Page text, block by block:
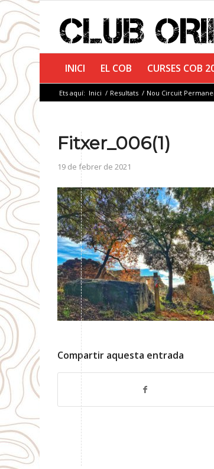
INICI EL COB CURSES COB
Ets aquí: Inici / Resultats / Nou Circuit
Fitxer_006(1)
19 de febrer de 2021
Compartir aquesta entrada